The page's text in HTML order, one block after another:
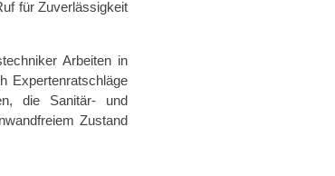
für Zuverlässigkeit
Arbeiten in
Expertenratschläge
die Sanitär- und
Zustand